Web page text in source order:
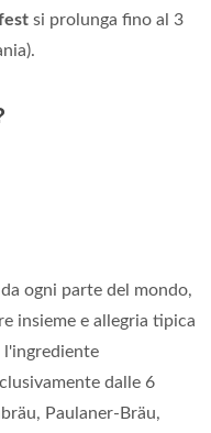
si prolunga fino al 3
ogni parte del mondo,
insieme e allegria tipica
l'ingrediente
dalle 6
Paulaner-Bräu,